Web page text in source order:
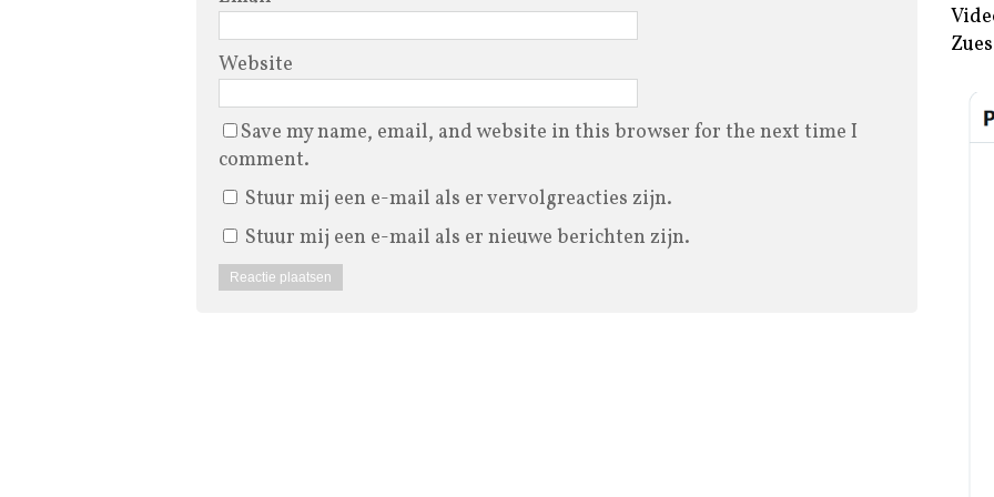
Website
Save my name, email, and website in this browser for the next time I
comment.
Stuur mij een e-mail als er vervolgreacties zijn.
Stuur mij een e-mail als er nieuwe berichten zijn.